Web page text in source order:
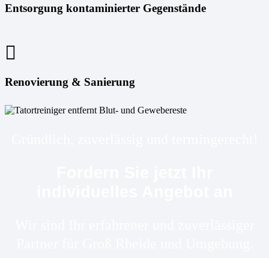
Entsorgung kontaminierter Gegenstände
Renovierung & Sanierung